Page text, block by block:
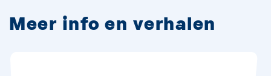
Meer info en verhalen